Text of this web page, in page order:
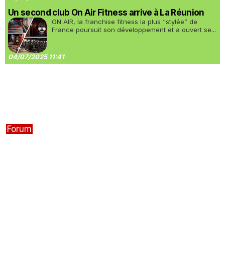
Un second club On Air Fitness arrive à La Réunion
ON AIR, la franchise fitness la plus “stylée” de
France poursuit son développement et a ouvert se...
04/07/2025 11:41
Forum